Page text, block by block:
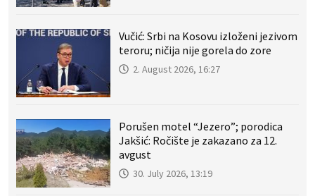
Vučić: Srbi na Kosovu izloženi jezivom
teroru; ničija nije gorela do zore
2. August 2026, 16:27
Porušen motel “Jezero”; porodica
Jakšić: Ročište je zakazano za 12.
avgust
30. July 2026, 13:19